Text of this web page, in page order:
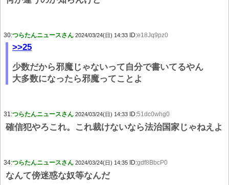
30:つらたんニュースさん 2024/03/24(日) 14:33 ID:e18Jq9pz0
>>25
少数だから邪魔じゃないって自分で書いてるやん
大多数になったら邪魔ってことよ
31:つらたんニュースさん 2024/03/24(日) 14:33 ID:51dc0whg0
確信犯やろこれ。これ裁けないなら法治国家じゃねえよ
34:つらたんニュースさん 2024/03/24(日) 14:35 ID:gdf8BbcP0
なんて傍迷惑な奴等なんだ